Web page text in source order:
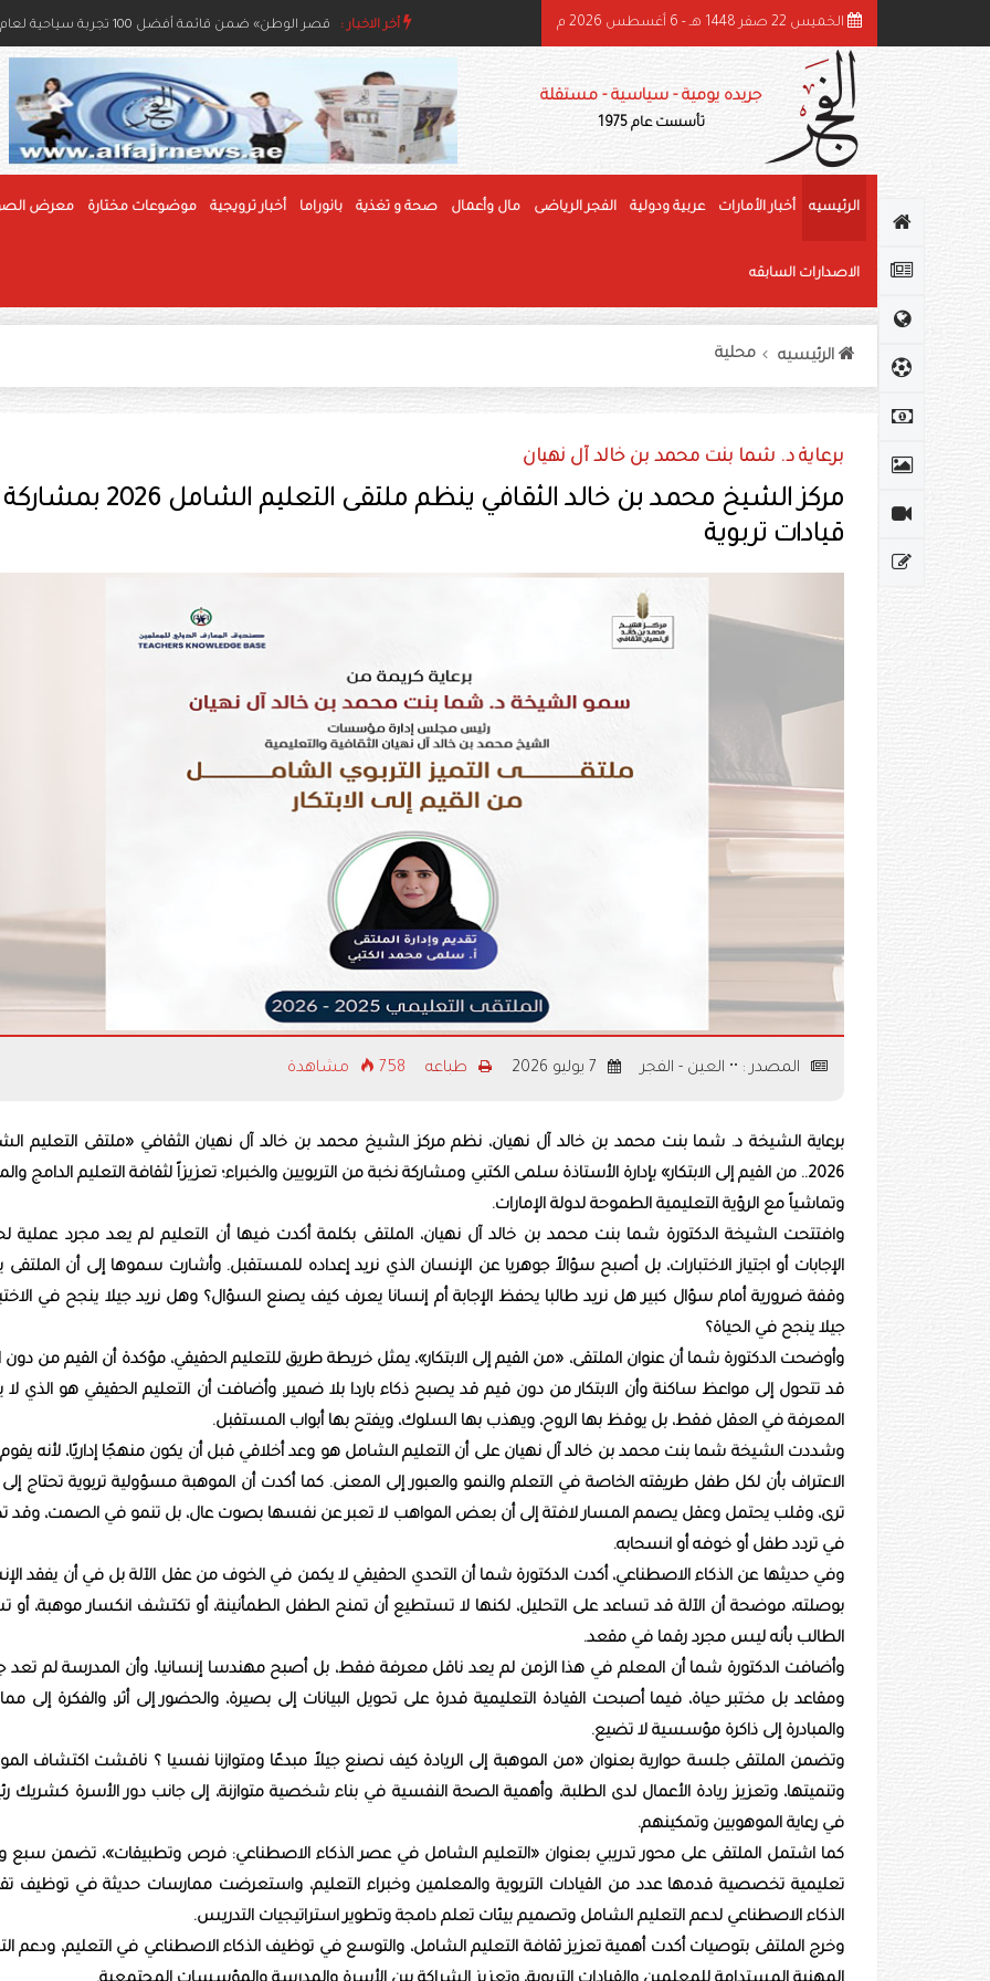
أخر الاخبار :
مسابقات الفاكهة بمهرجان الوثبة للرطب تعزز جودة الوثبة للرطب يتوج الفائزين في «خرايف البيت» والمانجو
الخميس 22 صفر 1448 هـ - 6 أغسطس 2026 م
جريده يومية - سياسية - مستقلة
تأسست عام 1975
الرئيسيه أخبار الأمارات عربية ودولية الفجر الرياضى مال وأعمال صحة و تغذية بانوراما أخبار ترويجية موضوعات مختارة معرض
الاصدارات السابقه
الرئيسيه محلية
برعاية د. شما بنت محمد بن خالد آل نهيان
مركز الشيخ محمد بن خالد الثقافي ينظم ملتقى التعليم الشامل 2026 بمشاركة
قيادات تربوية
المصدر : •• العين - الفجر طباعه 758 مشاهدة
برعاية الشيخة د. شما بنت محمد بن خالد آل نهيان، نظم مركز الشيخ محمد بن خالد آل نهيان الثقافي «ملتقى التعليم
2026.. ﻣن اﻟﻘﻴﻢ إلى اﻻﺑﺘﻜﺎر» بإدارة الأستاذة سلمى الكتبي ومشاركة نخبة من التربويين والخبراء؛ تعزيزاً لثقافة التعليم الدامج
وتماشياً مع الرؤية التعليمية الطموحة لدولة الإمارات.
وافتتحت الشيخة الدكتورة شما بنت محمد بن خالد آل نهيان، الملتقى بكلمة أكدت فيها أن التعليم لم يعد مجرد عملية
الإجابات أو اجتياز الاختبارات، بل أصبح سؤالاً جوهريا عن الإنسان الذي نريد إعداده للمستقبل. وأشارت سموها إلى أن الملتقى
وقفة ضرورية أمام سؤال كبير هل نريد طالبا يحفظ الإجابة أم إنسانا يعرف كيف يصنع السؤال؟ وهل نريد جيلا ينجح في
جيلا ينجح في الحياة؟
وأوضحت الدكتورة شما أن عنوان الملتقى، «من القيم إلى الابتكار»، يمثل خريطة طريق للتعليم الحقيقي، مؤكدة أن القيم من دون
قد تتحول إلى مواعظ ساكنة وأن الابتكار من دون قيم قد يصبح ذكاء باردا بلا ضمير. وأضافت أن التعليم الحقيقي هو الذي
المعرفة في العقل فقط، بل يوقظ بها الروح، ويهذب بها السلوك، ويفتح بها أبواب المستقبل.
وشددت الشيخة شما بنت محمد بن خالد آل نهيان على أن التعليم الشامل هو وعد أخلاقي قبل أن يكون منهجًا إداريًا، لأنه
الاعتراف بأن لكل طفل طريقته الخاصة في التعلم والنمو والعبور إلى المعنى. كما أكدت أن الموهبة مسؤولية تربوية تحتاج
ترى، وقلب يحتمل وعقل يصمم المسار لافتة إلى أن بعض المواهب لا تعبر عن نفسها بصوت عال، بل تنمو في الصمت، وقد
في تردد طفل أو خوفه أو انسحابه.
وفي حديثها عن الذكاء الاصطناعي، أكدت الدكتورة شما أن التحدي الحقيقي لا يكمن في الخوف من عقل الآلة بل في أن يفقد
بوصلته، موضحة أن الآلة قد تساعد على التحليل، لكنها لا تستطيع أن تمنح الطفل الطمأنينة، أو تكتشف انكسار موهبة، أو
الطالب بأنه ليس مجرد رقما في مقعد.
وأضافت الدكتورة شما أن المعلم في هذا الزمن لم يعد ناقل معرفة فقط، بل أصبح مهندسا إنسانيا، وأن المدرسة لم تعد
ومقاعد بل مختبر حياة، فيما أصبحت القيادة التعليمية قدرة على تحويل البيانات إلى بصيرة، والحضور إلى أثر، والفكرة إلى
والمبادرة إلى ذاكرة مؤسسية لا تضيع.
وتضمن الملتقى جلسة حوارية بعنوان «من الموهبة إلى الريادة كيف نصنع جيلاً مبدعًا ومتوازنا نفسيا ؟ ناقشت اكتشاف
وتنميتها، وتعزيز ريادة الأعمال لدى الطلبة، وأهمية الصحة النفسية في بناء شخصية متوازنة، إلى جانب دور الأسرة كشريك
في رعاية الموهوبين وتمكينهم.
كما اشتمل الملتقى على محور تدريبي بعنوان «التعليم الشامل في عصر الذكاء الاصطناعي: فرص وتطبيقات»، تضمن
تعليمية تخصصية قدمها عدد من القيادات التربوية والمعلمين وخبراء التعليم، واستعرضت ممارسات حديثة في توظيف
الذكاء الاصطناعي لدعم التعليم الشامل وتصميم بيئات تعلم دامجة وتطوير استراتيجيات التدريس.
وخرج الملتقى بتوصيات أكدت أهمية تعزيز ثقافة التعليم الشامل، والتوسع في توظيف الذكاء الاصطناعي في التعليم، ودعم
الألعاب الشعبية في
للرطب».. ذاكرة